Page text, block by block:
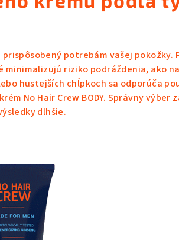
potrebám vašej pokožky.
minimalizujú riziko podráždenia, ako
hustejších chĺpkoch sa odporúča
No Hair Crew BODY. Správny výber
dlhšie.